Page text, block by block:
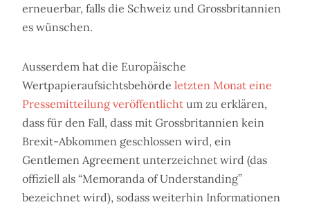
erneuerbar, falls die Schweiz und Grossbritannien
es wünschen.
Ausserdem hat die Europäische
Wertpapieraufsichtsbehörde letzten Monat eine
Pressemitteilung veröffentlicht um zu erklären,
dass für den Fall, dass mit Grossbritannien kein
Brexit-Abkommen geschlossen wird, ein
Gentlemen Agreement unterzeichnet wird (das
offiziell als “Memoranda of Understanding”
bezeichnet wird), sodass weiterhin Informationen